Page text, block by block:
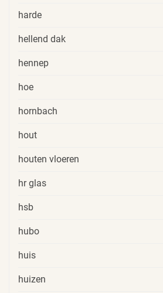
harde
hellend dak
hennep
hoe
hornbach
hout
houten vloeren
hr glas
hsb
hubo
huis
huizen